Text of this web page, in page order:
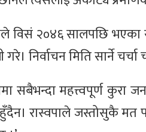
विसं २०४६ सालपछि भएका
गरे। निर्वाचन मिति सार्ने
सबैभन्दा महत्त्वपूर्ण
रास्वपाले जस्तोसुकै